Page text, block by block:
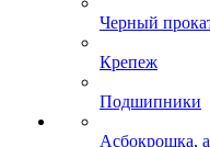
Черный
Крепеж
Подшипники
Асбокрошка,